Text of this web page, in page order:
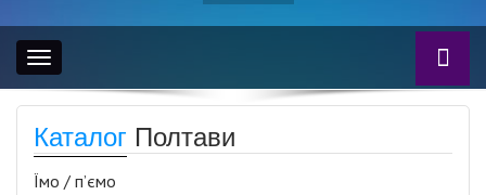
Toggle
navigation
Каталог Полтави
Їмо / п’ємо